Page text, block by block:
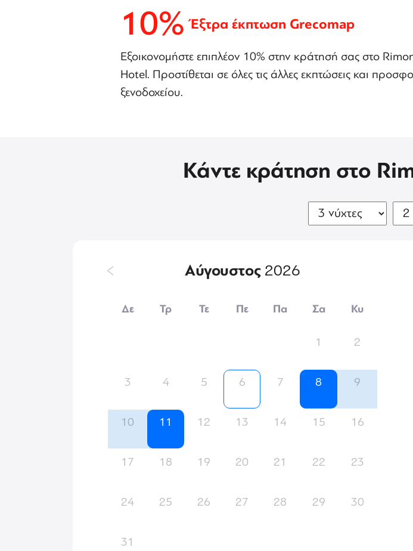
10% Έξτρα έκπτωση Grecomap
Εξοικονομήστε επιπλέον 10% στην κράτησή σας στο
Hotel. Προστίθεται σε όλες τις άλλες εκπτώσεις και
ξενοδοχείου.
Κάντε κράτηση στο
Αύγουστος2026
Δε Τρ Τε Πε Πα Σα Κυ
1 2
3 4 5 6 7 8 9
10 11 12 13 14 15 16
17 18 19 20 21 22 23
24 25 26 27 28 29 30
31